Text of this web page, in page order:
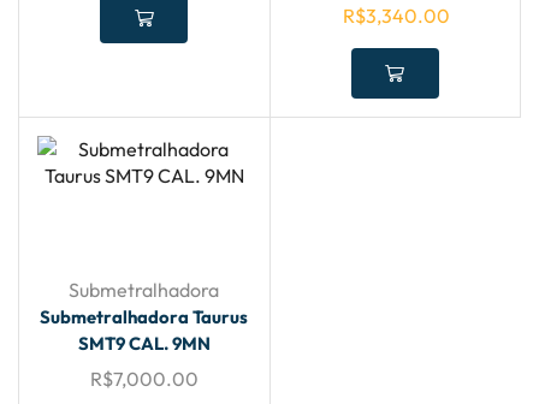
R$3,340.00
Submetralhadora
Submetralhadora Taurus
SMT9 CAL. 9MN
R$7,000.00